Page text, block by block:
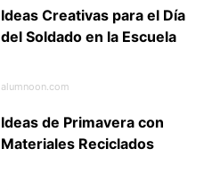
Ideas Creativas para el Día
del Soldado en la Escuela
alumnoon.com
Ideas de Primavera con
Materiales Reciclados